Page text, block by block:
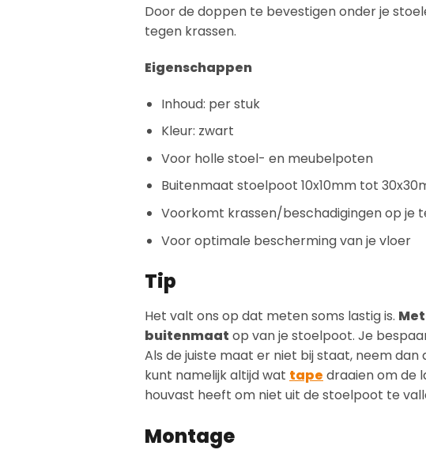
Door de doppen te bevestigen onder je
tegen krassen.
Eigenschappen
Inhoud: per stuk
Kleur: zwart
Voor holle stoel- en meubelpoten
Buitenmaat stoelpoot 10x10mm tot
Voorkomt krassen/beschadigingen op je
Voor optimale bescherming van je vloer
Tip
Het valt ons op dat meten soms lastig is.
buitenmaat op van je stoelpoot. Je
Als de juiste maat er niet bij staat, neem
kunt namelijk altijd wat tape draaien om de
houvast heeft om niet uit de stoelpoot te
Montage